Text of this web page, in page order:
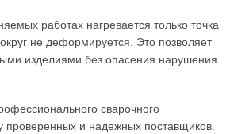
работах нагревается только точка
не деформируется. Это позволяет
изделиями без опасения нарушения
сварочного
проверенных и надежных поставщиков.